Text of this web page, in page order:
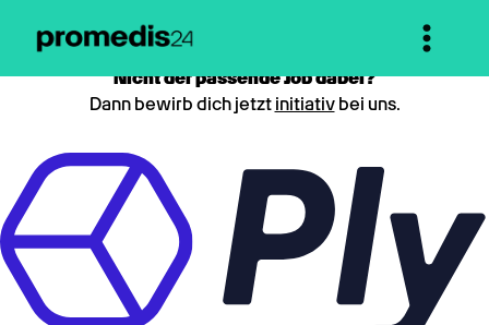
Nicht der passende Job dabei?
Dann bewirb dich jetzt initiativbei uns.